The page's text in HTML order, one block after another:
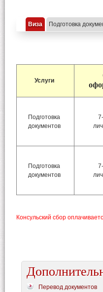
Виза Подготовка
Услуги
Подготовка
документов
Подготовка
документов
Консульский сбор
Перевод документов